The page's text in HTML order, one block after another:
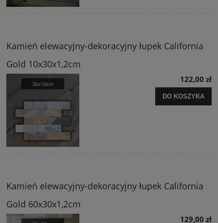
Kamień elewacyjny-dekoracyjny łupek California
Gold 10x30x1,2cm
122,00 zł
DO KOSZYKA
Kamień elewacyjny-dekoracyjny łupek California
Gold 60x30x1,2cm
129,00 zł